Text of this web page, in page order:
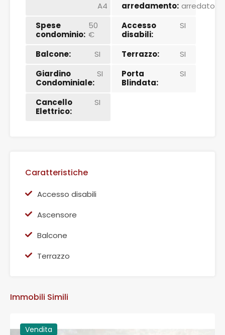
A4
arredamento: arredato
Spese
condominio:
50
€
Accesso
disabili:
SI
Balcone: SI Terrazzo:
SI
Giardino
Condominiale:
SI
Porta
Blindata:
SI
Cancello
Elettrico:
SI
Caratteristiche
Accesso disabili
Ascensore
Balcone
Terrazzo
Immobili Simili
Vendita